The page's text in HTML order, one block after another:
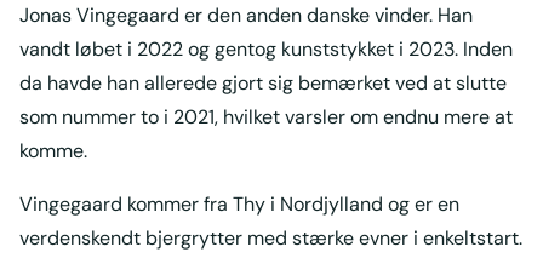
Jonas Vingegaard er den anden danske vinder. Han
vandt løbet i 2022 og gentog kunststykket i 2023. Inden
da havde han allerede gjort sig bemærket ved at slutte
som nummer to i 2021, hvilket varsler om endnu mere at
komme.
Vingegaard kommer fra Thy i Nordjylland og er en
verdenskendt bjergrytter med stærke evner i enkeltstart.